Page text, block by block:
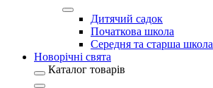
Дитячий садок
Початкова школа
Середня та старша школа
Новорічні свята
Каталог товарів